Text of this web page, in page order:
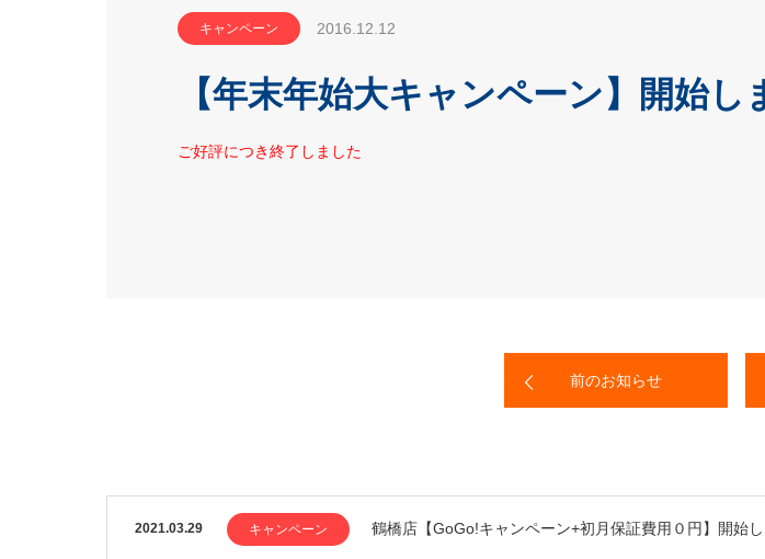
キャンペーン 2016.12.12
【年末年始大キャンペーン】開始し
ご好評につき終了しました
前のお知らせ
2021.03.29 キャンペーン 鶴橋店【GoGo!キャンペーン+初月保証費用０円】開始し